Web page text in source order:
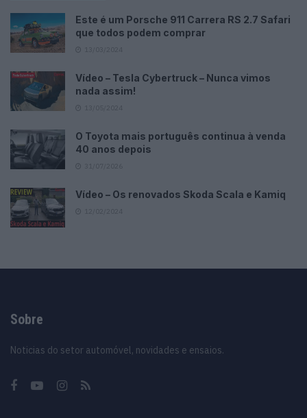
Este é um Porsche 911 Carrera RS 2.7 Safari
que todos podem comprar
Vídeo – Tesla Cybertruck – Nunca vimos
nada assim!
O Toyota mais português continua à venda
40 anos depois
Vídeo – Os renovados Skoda Scala e Kamiq
Sobre
Noticias do setor automóvel, novidades e ensaios.